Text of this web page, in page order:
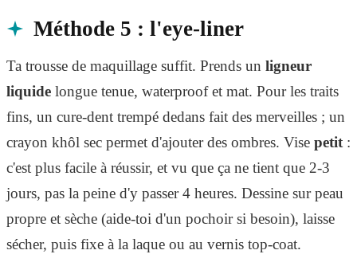
Méthode 5 : l'eye-liner
Ta trousse de maquillage suffit. Prends un ligneur
liquide longue tenue, waterproof et mat. Pour les traits
fins, un cure-dent trempé dedans fait des merveilles ; un
crayon khôl sec permet d'ajouter des ombres. Vise petit :
c'est plus facile à réussir, et vu que ça ne tient que 2-3
jours, pas la peine d'y passer 4 heures. Dessine sur peau
propre et sèche (aide-toi d'un pochoir si besoin), laisse
sécher, puis fixe à la laque ou au vernis top-coat.